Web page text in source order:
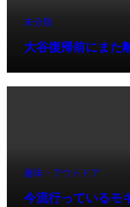
未分類
大谷復帰前にまた
趣味・アウトドア
今流行っているモ